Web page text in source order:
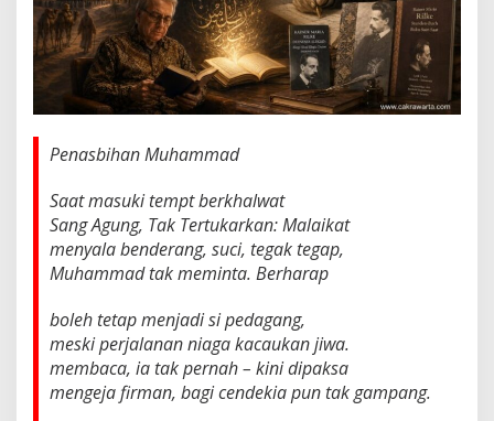
a
M
u
h
m
m
d
Penasbihan Muhammad
Saat masuki tempt berkhalwat
Sang Agung, Tak Tertukarkan: Malaikat
menyala benderang, suci, tegak tegap,
Muhammad tak meminta. Berharap
boleh tetap menjadi si pedagang,
meski perjalanan niaga kacaukan jiwa.
membaca, ia tak pernah – kini dipaksa
mengeja firman, bagi cendekia pun tak gampang.